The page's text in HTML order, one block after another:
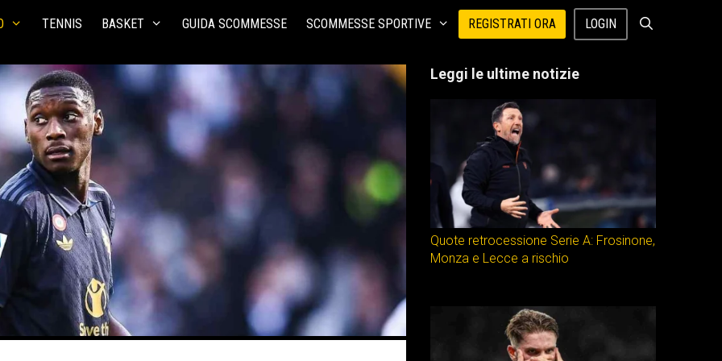
TENNIS BASKET GUIDA SCOMMESSE SCOMMESSE SPORTIVE REGISTRATI ORA LOGIN
Leggi le ultime notizie
Quote retrocessione Serie A: Frosinone,
Monza e Lecce a rischio